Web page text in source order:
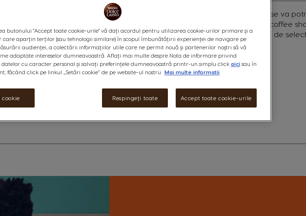
of
100
Extrem de compact și performant, Piccolo XS se va
pentru a asigura momente de savoare ca în coffee
sau oricând dorești. Iar datorită sistemului său de
este întotdeauna în mâinile tale.
Informații suplimentare
butonului "Accept toate cookie-urile" vă dați acordul pentru utilizarea cookie-urilor primare și a
care aparțin terților (sau tehnologii similare) în scopul îmbunătățirii experienței de navigare pe
audienței, a colectării informațiilor utile care ne permit nouă și partenerilor noștri să vă
adaptate intereselor dumneavoastră. Aflați mai multe despre Nota de informare privind
cu caracter personal și salvați preferințele dumneavoastră printr-un simplu click aicisau în
făcând click pe linkul „Setări cookie” de pe website-ul nostru.
Mai multe informatii
Respingeți toate Accept toate cookie-urile
cookie